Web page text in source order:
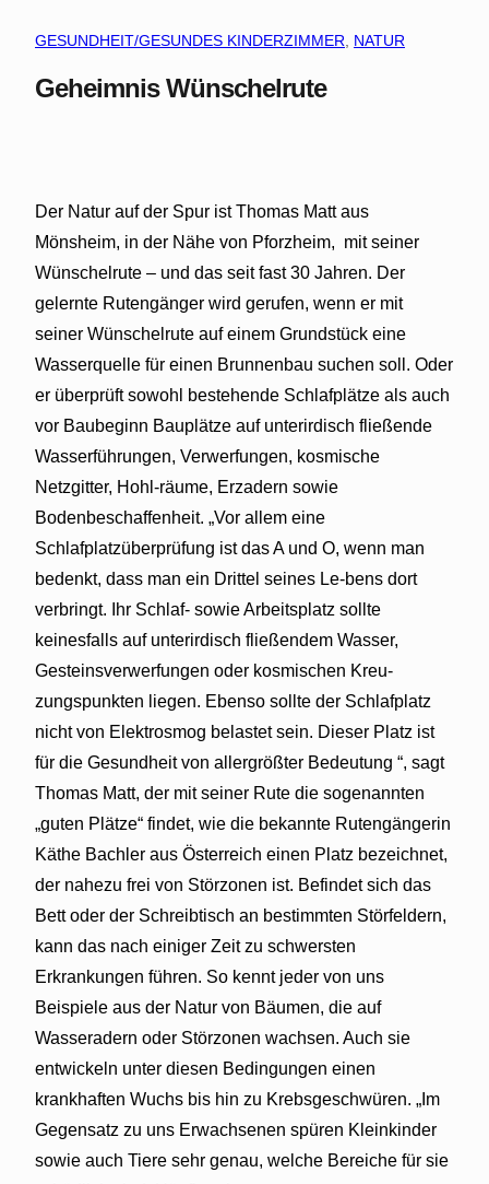
GESUNDHEIT/GESUNDES KINDERZIMMER NATUR
Geheimnis Wünschelrute
Der Natur auf der Spur ist Thomas Matt aus
Mönsheim, in der Nähe von Pforzheim, mit seiner
Wünschelrute – und das seit fast 30 Jahren. Der
gelernte Rutengänger wird gerufen, wenn er mit
seiner Wünschelrute auf einem Grundstück eine
Wasserquelle für einen Brunnenbau suchen soll. Oder
er überprüft sowohl bestehende Schlafplätze als auch
vor Baubeginn Bauplätze auf unterirdisch fließende
Wasserführungen, Verwerfungen, kosmische
Netzgitter, Hohl-räume, Erzadern sowie
Bodenbeschaffenheit. „Vor allem eine
Schlafplatzüberprüfung ist das A und O, wenn man
bedenkt, dass man ein Drittel seines Le-bens dort
verbringt. Ihr Schlaf- sowie Arbeitsplatz sollte
keinesfalls auf unterirdisch fließendem Wasser,
Gesteinsverwerfungen oder kosmischen Kreu-
zungspunkten liegen. Ebenso sollte der Schlafplatz
nicht von Elektrosmog belastet sein. Dieser Platz ist
für die Gesundheit von allergrößter Bedeutung “, sagt
Thomas Matt, der mit seiner Rute die sogenannten
„guten Plätze“ findet, wie die bekannte Rutengängerin
Käthe Bachler aus Österreich einen Platz bezeichnet,
der nahezu frei von Störzonen ist. Befindet sich das
Bett oder der Schreibtisch an bestimmten Störfeldern,
kann das nach einiger Zeit zu schwersten
Erkrankungen führen. So kennt jeder von uns
Beispiele aus der Natur von Bäumen, die auf
Wasseradern oder Störzonen wachsen. Auch sie
entwickeln unter diesen Bedingungen einen
krankhaften Wuchs bis hin zu Krebsgeschwüren. „Im
Gegensatz zu uns Erwachsenen spüren Kleinkinder
sowie auch Tiere sehr genau, welche Bereiche für sie